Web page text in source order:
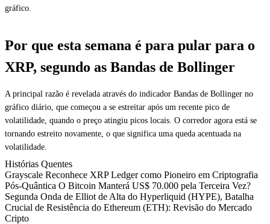
gráfico.
Por que esta semana é para pular para o
XRP, segundo as Bandas de Bollinger
A principal razão é revelada através do indicador Bandas de Bollinger no
gráfico diário, que começou a se estreitar após um recente pico de
volatilidade, quando o preço atingiu picos locais. O corredor agora está se
tornando estreito novamente, o que significa uma queda acentuada na
volatilidade.
Histórias Quentes
Grayscale Reconhece XRP Ledger como Pioneiro em Criptografia
Pós-Quântica O Bitcoin Manterá US$ 70.000 pela Terceira Vez?
Segunda Onda de Elliot de Alta do Hyperliquid (HYPE), Batalha
Crucial de Resistência do Ethereum (ETH): Revisão do Mercado
Cripto